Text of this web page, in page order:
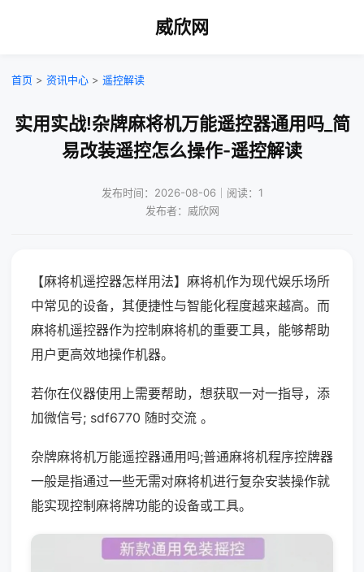
威欣网
首页 > 资讯中心 > 遥控解读
实用实战!杂牌麻将机万能遥控器通用吗_简
易改装遥控怎么操作-遥控解读
发布时间：2026-08-06｜阅读：1
发布者：威欣网
【麻将机遥控器怎样用法】麻将机作为现代娱乐场所
中常见的设备，其便捷性与智能化程度越来越高。而
麻将机遥控器作为控制麻将机的重要工具，能够帮助
用户更高效地操作机器。
若你在仪器使用上需要帮助，想获取一对一指导，添
加微信号; sdf6770 随时交流 。
杂牌麻将机万能遥控器通用吗;普通麻将机程序控牌器
一般是指通过一些无需对麻将机进行复杂安装操作就
能实现控制麻将牌功能的设备或工具。